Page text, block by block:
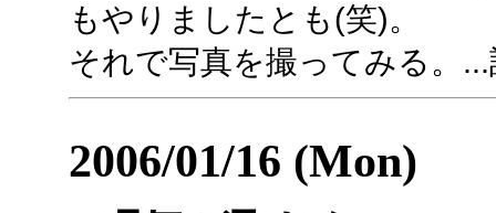
もやりましたとも(笑)。
それで写真を撮ってみる。
2006/01/16 (Mon)